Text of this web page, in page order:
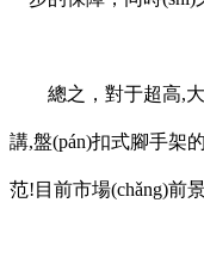
總之，對于超高
講,盤(pán)扣式腳手架
范!目前市場(chǎng)前景